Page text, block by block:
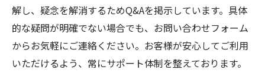
解し、疑念を解消するためQ&Aを掲示しています。具体
的な疑問が明確でない場合でも、お問い合わせフォーム
からお気軽にご連絡ください。お客様が安心してご利用
いただけるよう、常にサポート体制を整えております。